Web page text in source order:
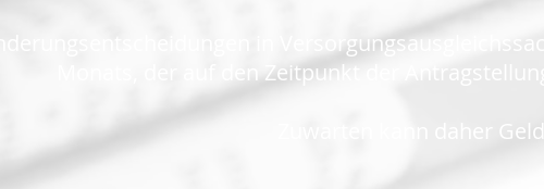
in
Monats, der auf den Zeitpunkt der
Zuwarten kann daher Geld